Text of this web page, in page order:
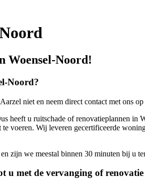
Woensel-Noord!
Noord?
niet en neem direct contact met ons
heeft u ruitschade of renovatieplannen in
te voeren. Wij leveren gecertificeerde
zijn we meestal binnen 30 minuten bij u
u met de vervanging of